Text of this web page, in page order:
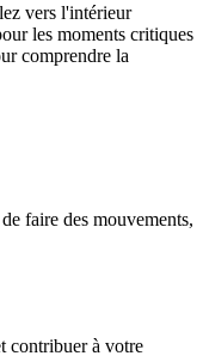
vers l'intérieur
les moments critiques
comprendre la
faire des mouvements,
contribuer à votre